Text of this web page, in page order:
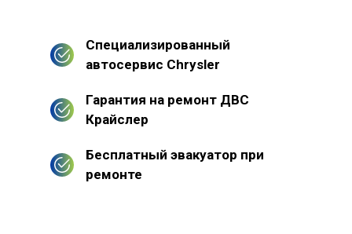
Специализированный
автосервис Chrysler
Гарантия на ремонт ДВС
Крайслер
Бесплатный эвакуатор при
ремонте